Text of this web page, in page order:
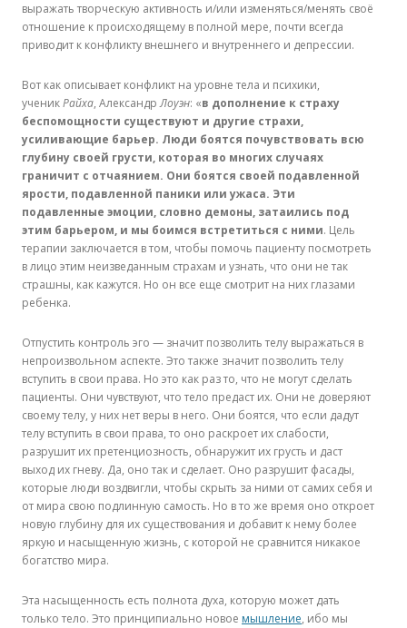
выражать творческую активность и/или изменяться/менять своё
отношение к происходящему в полной мере, почти всегда
приводит к конфликту внешнего и внутреннего и депрессии.
Вот как описывает конфликт на уровне тела и психики,
ученикРайха, АлександрЛоуэн: «в дополнение к страху
беспомощности существуют и другие страхи,
усиливающие барьер. Люди боятся почувствовать всю
глубину своей грусти, которая во многих случаях
граничит с отчаянием. Они боятся своей подавленной
ярости, подавленной паники или ужаса. Эти
подавленные эмоции, словно демоны, затаились под
этим барьером, и мы боимся встретиться с ними. Цель
терапии заключается в том, чтобы помочь пациенту посмотреть
в лицо этим неизведанным страхам и узнать, что они не так
страшны, как кажутся. Но он все еще смотрит на них глазами
ребенка.
Отпустить контроль эго — значит позволить телу выражаться в
непроизвольном аспекте. Это также значит позволить телу
вступить в свои права. Но это как раз то, что не могут сделать
пациенты. Они чувствуют, что тело предаст их. Они не доверяют
своему телу, у них нет веры в него. Они боятся, что если дадут
телу вступить в свои права, то оно раскроет их слабости,
разрушит их претенциозность, обнаружит их грусть и даст
выход их гневу. Да, оно так и сделает. Оно разрушит фасады,
которые люди воздвигли, чтобы скрыть за ними от самих себя и
от мира свою подлинную самость. Но в то же время оно откроет
новую глубину для их существования и добавит к нему более
яркую и насыщенную жизнь, с которой не сравнится никакое
богатство мира.
Эта насыщенность есть полнота духа, которую может дать
только тело. Это принципиально новое мышление, ибо мы